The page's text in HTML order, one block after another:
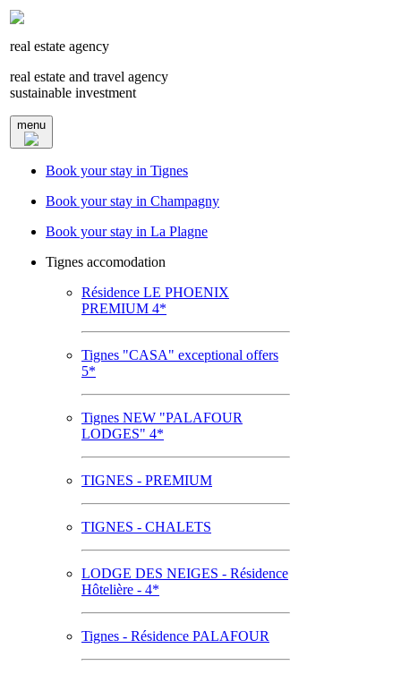
real estate agency
real estate and travel agency
sustainable investment
menu
Book your stay in Tignes
Book your stay in Champagny
Book your stay in La Plagne
Tignes accomodation
Résidence LE PHOENIX
PREMIUM 4*
Tignes "CASA" exceptional offers
5*
Tignes NEW "PALAFOUR
LODGES" 4*
TIGNES - PREMIUM
TIGNES - CHALETS
LODGE DES NEIGES - Résidence
Hôtelière - 4*
Tignes - Résidence PALAFOUR